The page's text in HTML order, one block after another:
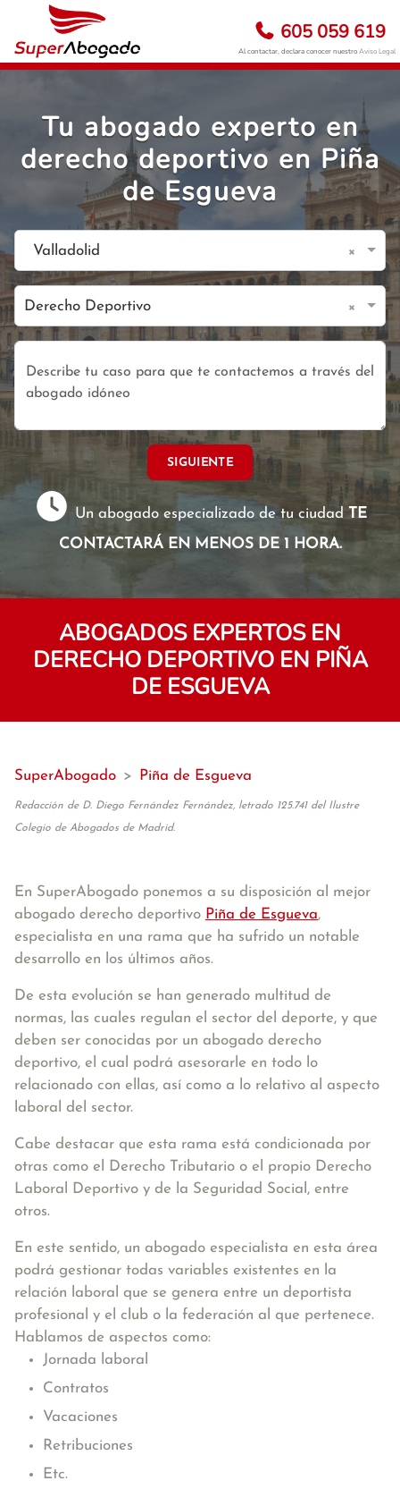
605 059 619
Al contactar, declara conocer nuestroAviso Legal
Tu abogado experto en
derecho deportivo en Piña
de Esgueva
Valladolid ×
Derecho Deportivo ×
SIGUIENTE
Un abogado especializado de tu ciudadTE
CONTACTARÁ EN MENOS DE 1 HORA.
ABOGADOS EXPERTOS EN
DERECHO DEPORTIVO EN PIÑA
DE ESGUEVA
SuperAbogado > Piña de Esgueva
Redacción de D. Diego Fernández Fernández, letrado 125.741 del Ilustre
Colegio de Abogados de Madrid.
En SuperAbogado ponemos a su disposición al mejor
abogado derecho deportivo Piña de Esgueva,
especialista en una rama que ha sufrido un notable
desarrollo en los últimos años.
De esta evolución se han generado multitud de
normas, las cuales regulan el sector del deporte, y que
deben ser conocidas por un abogado derecho
deportivo, el cual podrá asesorarle en todo lo
relacionado con ellas, así como a lo relativo al aspecto
laboral del sector.
Cabe destacar que esta rama está condicionada por
otras como el Derecho Tributario o el propio Derecho
Laboral Deportivo y de la Seguridad Social, entre
otros.
En este sentido, un abogado especialista en esta área
podrá gestionar todas variables existentes en la
relación laboral que se genera entre un deportista
profesional y el club o la federación al que pertenece.
Hablamos de aspectos como:
Jornada laboral
Contratos
Vacaciones
Retribuciones
Etc.